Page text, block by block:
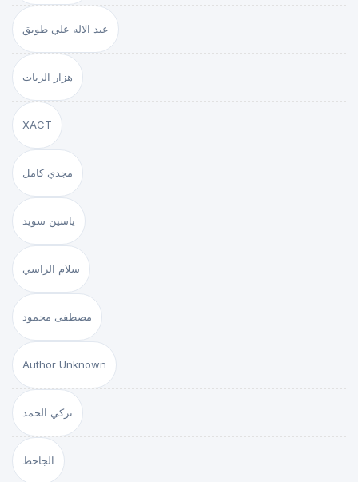
عبد الاله علي طويق
هزار الزيات
XACT
مجدي كامل
ياسين سويد
سلام الراسي
مصطفى محمود
Author Unknown
تركي الحمد
الجاحظ